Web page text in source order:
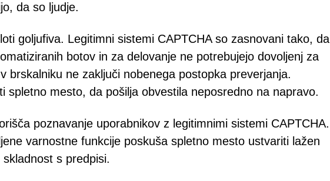
da so ljudje.
goljufiva. Legitimni sistemi CAPTCHA so zasnovani tako, da
botov in za delovanje ne potrebujejo dovoljenj za
brskalniku ne zaključi nobenega postopka preverjanja.
spletno mesto, da pošilja obvestila neposredno na napravo.
poznavanje uporabnikov z legitimnimi sistemi CAPTCHA.
varnostne funkcije poskuša spletno mesto ustvariti lažen
s predpisi.